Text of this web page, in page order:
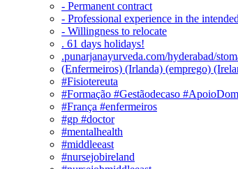
- Permanent contract
- Professional experience in the
- Willingness to relocate
. 61 days holidays!
.punarjanayurveda.com/hyderabad/
(Enfermeiros) (Irlanda) (emprego)
#Fisiotereuta
#Formação #Gestãodecaso
#França #enfermeiros
#gp #doctor
#mentalhealth
#middleeast
#nursejobireland